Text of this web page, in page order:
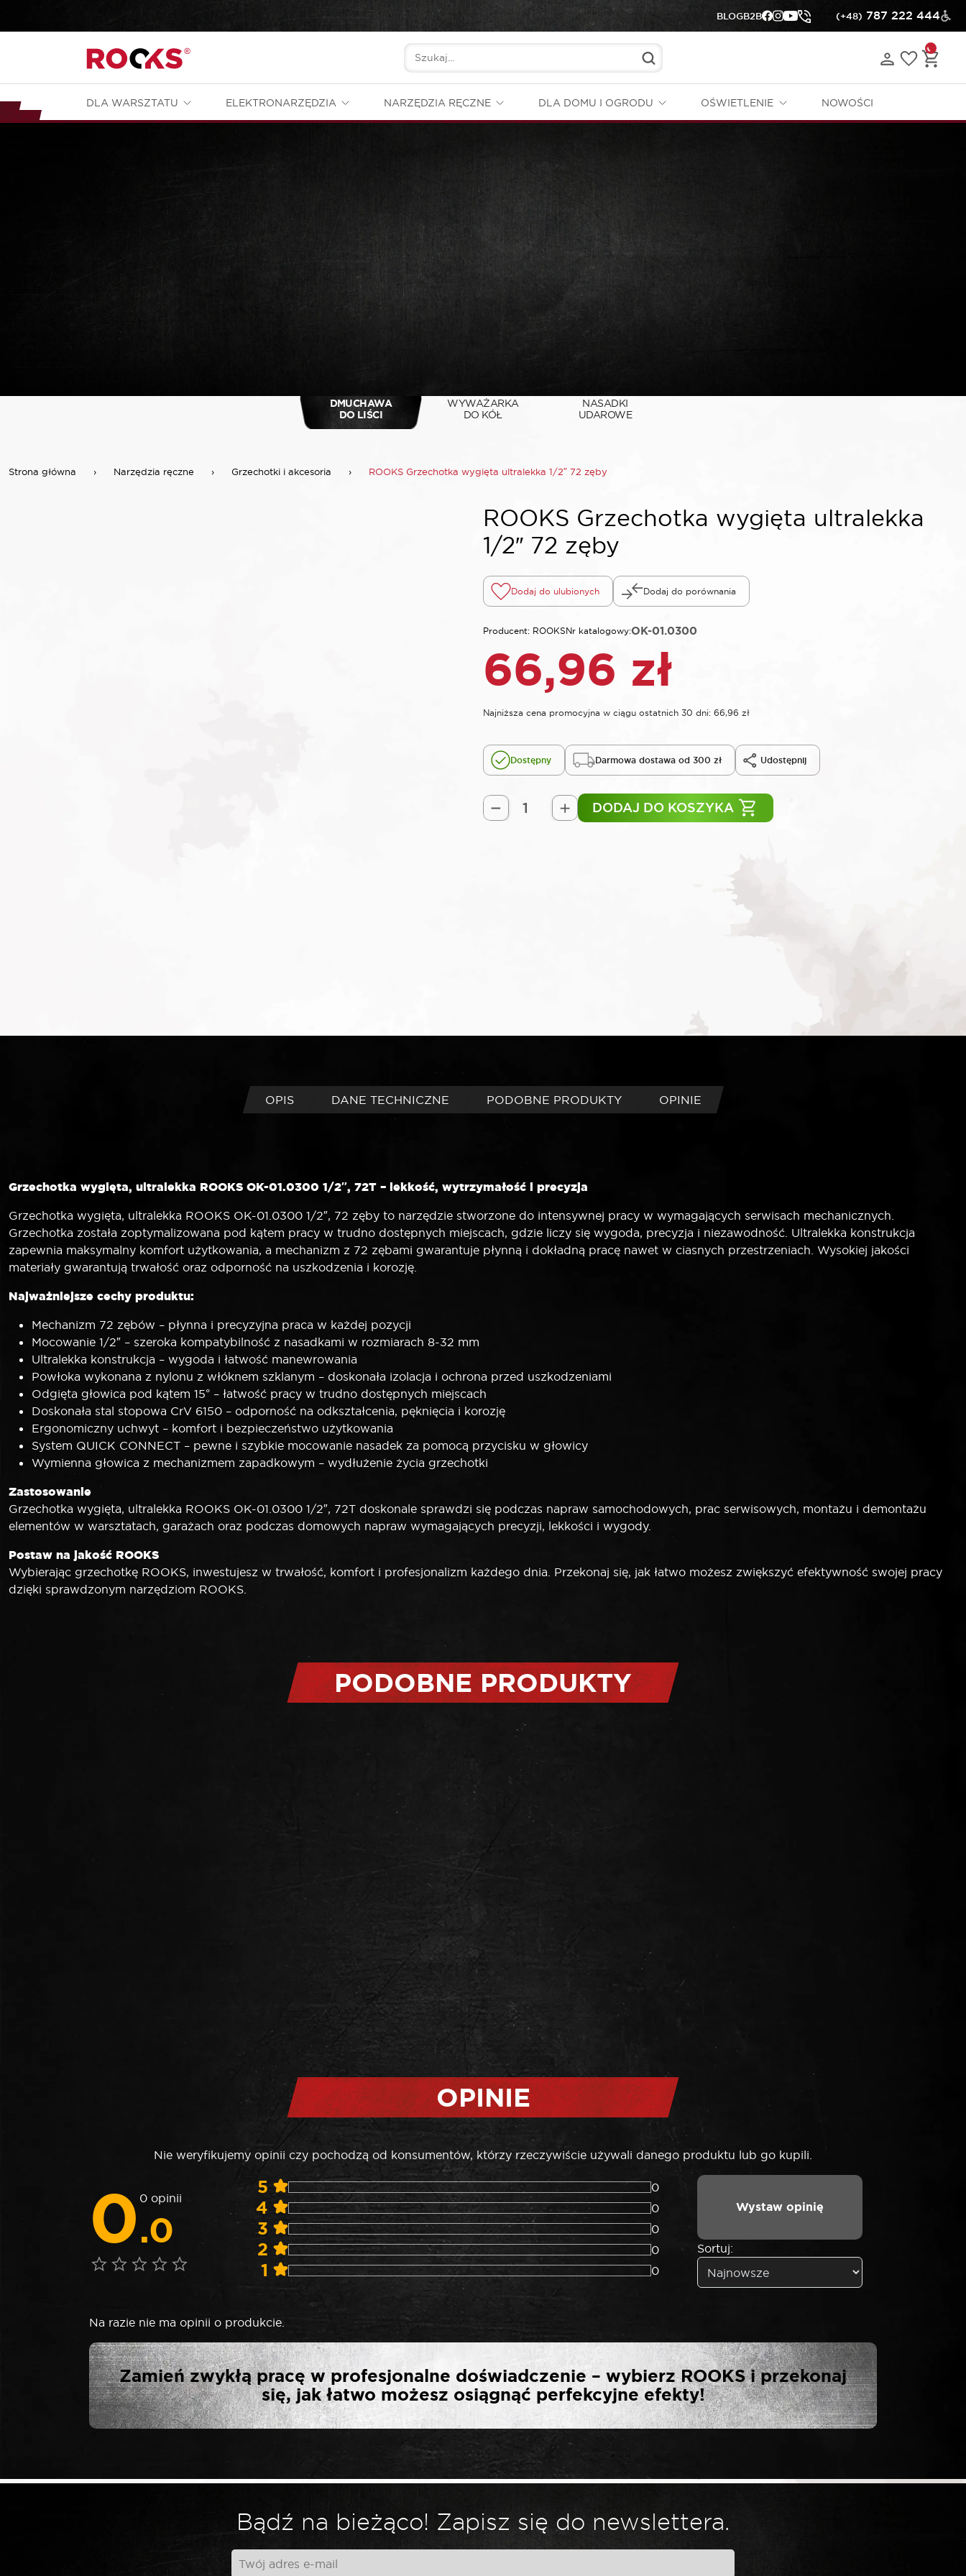
BLOGB2B (+48) 787 222 444
DLA WARSZTATU ELEKTRONARZĘDZIA NARZĘDZIA RĘCZNE DLA DOMU I OGRODU OŚWIETLENIE NOWOŚCI
DMUCHAWA
DO LIŚCI
WYWAŻARKA
DO KÓŁ
NASADKI
UDAROWE
Strona główna › Narzędzia ręczne › Grzechotki i akcesoria › ROOKS Grzechotka wygięta ultralekka 1/2″ 72 zęby
ROOKS Grzechotka wygięta ultralekka
1/2″ 72 zęby
Dodaj do ulubionych Dodaj do porównania
Producent: ROOKSNr katalogowy:OK-01.0300
66,96 zł
Najniższa cena promocyjna w ciągu ostatnich 30 dni: 66,96 zł
Dostępny Darmowa dostawa od 300 zł Udostępnij
ilość
DODAJ DO KOSZYKA
OPIS DANE TECHNICZNE PODOBNE PRODUKTY OPINIE
Grzechotka wygięta, ultralekka ROOKS OK-01.0300 1/2″, 72T – lekkość, wytrzymałość i precyzja
Grzechotka wygięta, ultralekka ROOKS OK-01.0300 1/2″, 72 zęby to narzędzie stworzone do intensywnej pracy w wymagających serwisach mechanicznych.
Grzechotka została zoptymalizowana pod kątem pracy w trudno dostępnych miejscach, gdzie liczy się wygoda, precyzja i niezawodność. Ultralekka konstrukcja
zapewnia maksymalny komfort użytkowania, a mechanizm z 72 zębami gwarantuje płynną i dokładną pracę nawet w ciasnych przestrzeniach. Wysokiej jakości
materiały gwarantują trwałość oraz odporność na uszkodzenia i korozję.
Najważniejsze cechy produktu:
Mechanizm 72 zębów – płynna i precyzyjna praca w każdej pozycji
Mocowanie 1/2″ – szeroka kompatybilność z nasadkami w rozmiarach 8-32 mm
Ultralekka konstrukcja – wygoda i łatwość manewrowania
Powłoka wykonana z nylonu z włóknem szklanym – doskonała izolacja i ochrona przed uszkodzeniami
Odgięta głowica pod kątem 15° – łatwość pracy w trudno dostępnych miejscach
Doskonała stal stopowa CrV 6150 – odporność na odkształcenia, pęknięcia i korozję
Ergonomiczny uchwyt – komfort i bezpieczeństwo użytkowania
System QUICK CONNECT – pewne i szybkie mocowanie nasadek za pomocą przycisku w głowicy
Wymienna głowica z mechanizmem zapadkowym – wydłużenie życia grzechotki
Zastosowanie
Grzechotka wygięta, ultralekka ROOKS OK-01.0300 1/2″, 72T doskonale sprawdzi się podczas napraw samochodowych, prac serwisowych, montażu i demontażu
elementów w warsztatach, garażach oraz podczas domowych napraw wymagających precyzji, lekkości i wygody.
Postaw na jakość ROOKS
Wybierając grzechotkę ROOKS, inwestujesz w trwałość, komfort i profesjonalizm każdego dnia. Przekonaj się, jak łatwo możesz zwiększyć efektywność swojej pracy
dzięki sprawdzonym narzędziom ROOKS.
PODOBNE PRODUKTY
OPINIE
Nie weryfikujemy opinii czy pochodzą od konsumentów, którzy rzeczywiście używali danego produktu lub go kupili.
0.0
0 opinii 5 0
4 0
3 0
2 0
1 0
Wystaw opinię
Sortuj:
Na razie nie ma opinii o produkcie.
NAPISZ PIERWSZĄ OPINIĘ O „ROOKS GRZECHOTKA
WYGIĘTA ULTRALEKKA 1/2″ 72 ZĘBY”
Wymagane pola są oznaczone
Twoja ocena*
Zamień zwykłą pracę w profesjonalne doświadczenie – wybierz ROOKS i przekonaj
się, jak łatwo możesz osiągnąć perfekcyjne efekty!
Bądź na bieżąco! Zapisz się do newslettera.